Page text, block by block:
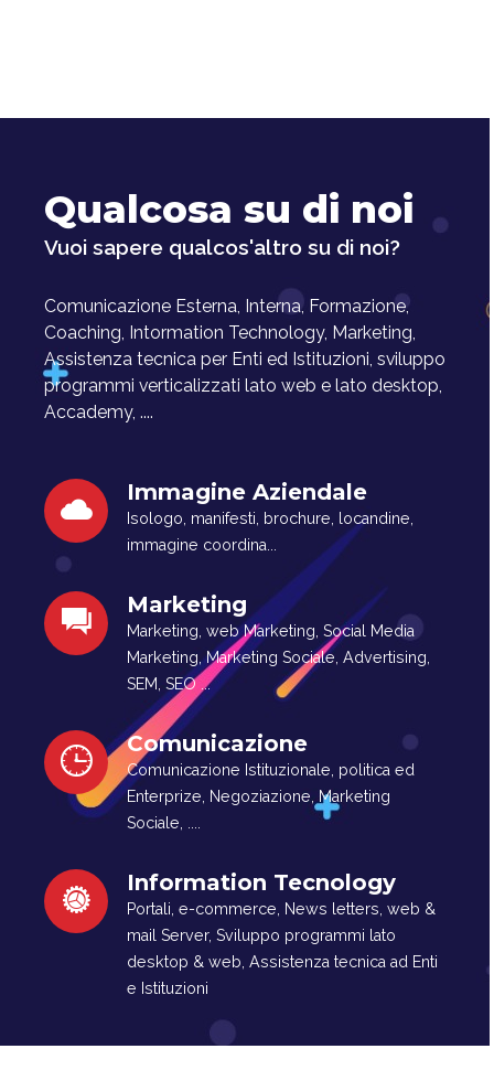
Qualcosa su di noi
Vuoi sapere qualcos'altro su di noi?
Comunicazione Esterna, Interna, Formazione,
Coaching, Intormation Technology, Marketing,
Assistenza tecnica per Enti ed Istituzioni, sviluppo
programmi verticalizzati lato web e lato desktop,
Accademy, ....
Immagine Aziendale
Isologo, manifesti, brochure, locandine,
immagine coordina...
Marketing
Marketing, web Marketing, Social Media
Marketing, Marketing Sociale, Advertising,
SEM, SEO ...
Comunicazione
Comunicazione Istituzionale, politica ed
Enterprize, Negoziazione, Marketing
Sociale, ....
Information Tecnology
Portali, e-commerce, News letters, web &
mail Server, Sviluppo programmi lato
desktop & web, Assistenza tecnica ad Enti
e Istituzioni